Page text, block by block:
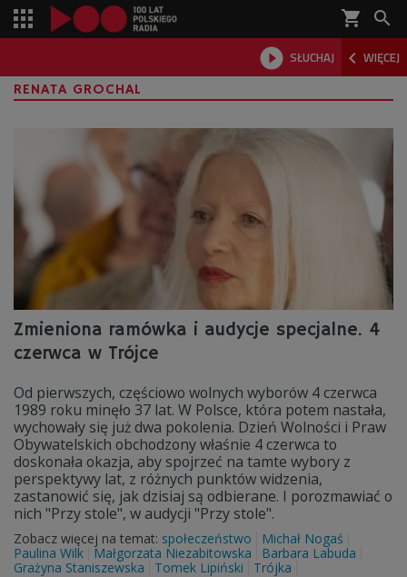
shopping_cart 
 SŁUCHAJ  WIĘCEJ

RENATA GROCHAL
Zmieniona ramówka i audycje specjalne. 4
czerwca w Trójce
Od pierwszych, częściowo wolnych wyborów 4 czerwca
1989 roku minęło 37 lat. W Polsce, która potem nastała,
wychowały się już dwa pokolenia. Dzień Wolności i Praw
Obywatelskich obchodzony właśnie 4 czerwca to
doskonała okazja, aby spojrzeć na tamte wybory z
perspektywy lat, z różnych punktów widzenia,
zastanowić się, jak dzisiaj są odbierane. I porozmawiać o
nich "Przy stole", w audycji "Przy stole".
Zobacz więcej na temat: społeczeństwo
Michał Nogaś
Paulina Wilk
Małgorzata Niezabitowska
Barbara Labuda
Grażyna Staniszewska
Tomek Lipiński Trójka